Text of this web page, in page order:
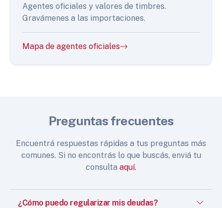
Agentes oficiales y valores de timbres.
Gravámenes a las importaciones.
Mapa de agentes oficiales
Preguntas frecuentes
Encuentrá respuestas rápidas a tus preguntas más
comunes. Si no encontrás lo que buscás, enviá tu
consulta aquí.
¿Cómo puedo regularizar mis deudas?